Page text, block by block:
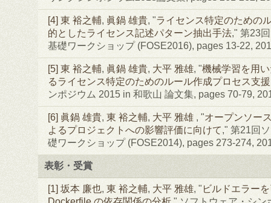
[4] 東 裕之輔, 眞鍋 雄貴, "ライセンス特定のための
的としたライセンス記述パターン抽出手法," 第23
基礎ワークショップ (FOSE2016), pages 13-22,
[5] 東 裕之輔, 眞鍋 雄貴, 大平 雅雄, "機械学習を用
るライセンス特定のためのルール作成プロセス支援
ンポジウム 2015 in 和歌山 論文集, pages 70-79,
[6] 眞鍋 雄貴, 東 裕之輔, 大平 雅雄 , "オープンソー
よるプロジェクトへの影響評価に向けて," 第21回
礎ワークショップ (FOSE2014), pages 273-274,
表彰・受賞
[1] 坂本 廉也, 東 裕之輔, 大平 雅雄, " ビルドエラー